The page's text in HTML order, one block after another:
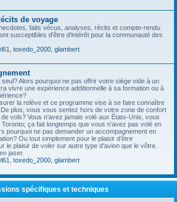
de voyage
faits vécus, analyses, récits et compte-rendu
susceptibles d'être d'intérêt pour la communauté des
toxedo_2000 glambert
Alors pourquoi ne pas offrir votre siège vide à un
vivre une expérience additionnelle à sa formation ou à
la relève et ce programme vise à se faire connaître
plus, vous vous sentez hors de votre zone de confort
vols? Vous n’avez jamais volé aux États-Unis, vous
Toronto; ça fait longtemps que vous n’avez pas volé en
pourquoi ne pas demander un accompagnement en
Ou tout simplement pour le plaisir d’être
le plaisir de voler sur autre type d’avion que le vôtre.
jaser.
toxedo_2000 glambert
spécifiques et techniques